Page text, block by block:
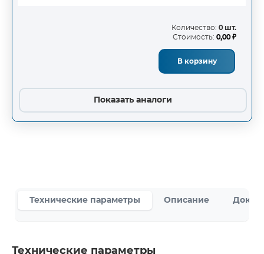
Количество: 0 шт.
Стоимость: 0,00 ₽
В корзину
Показать аналоги
Технические параметры Описание
Технические параметры